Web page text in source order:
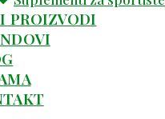
PROIZVODI